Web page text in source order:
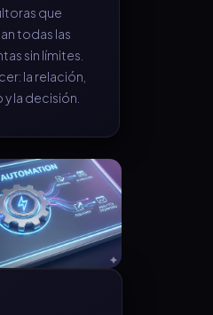
que
todas las
sin límites.
la relación,
la decisión.